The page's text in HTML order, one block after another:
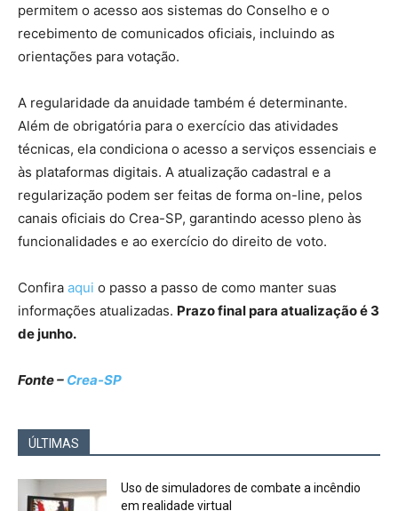
permitem o acesso aos sistemas do Conselho e o
recebimento de comunicados oficiais, incluindo as
orientações para votação.
A regularidade da anuidade também é determinante.
Além de obrigatória para o exercício das atividades
técnicas, ela condiciona o acesso a serviços essenciais e
às plataformas digitais. A atualização cadastral e a
regularização podem ser feitas de forma on-line, pelos
canais oficiais do Crea-SP, garantindo acesso pleno às
funcionalidades e ao exercício do direito de voto.
Confira aqui o passo a passo de como manter suas
informações atualizadas. Prazo final para atualização é 3
de junho.
Fonte – Crea-SP
ÚLTIMAS
Uso de simuladores de combate a incêndio
em realidade virtual